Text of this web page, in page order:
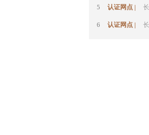
5 认证网点 |
6 认证网点 |